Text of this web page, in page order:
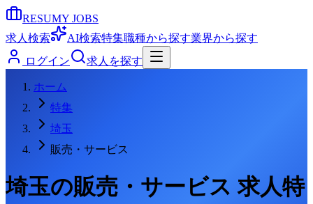
RESUMY JOBS
求人検索
AI検索特集職種から探す業界から探す
ログイン
求人を探す
ホーム
特集
埼玉
販売・サービス
埼玉の販売・サービス 求人特